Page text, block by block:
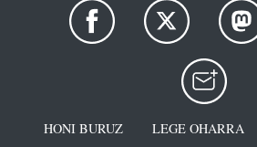
HONI BURUZ LEGE OHARRA